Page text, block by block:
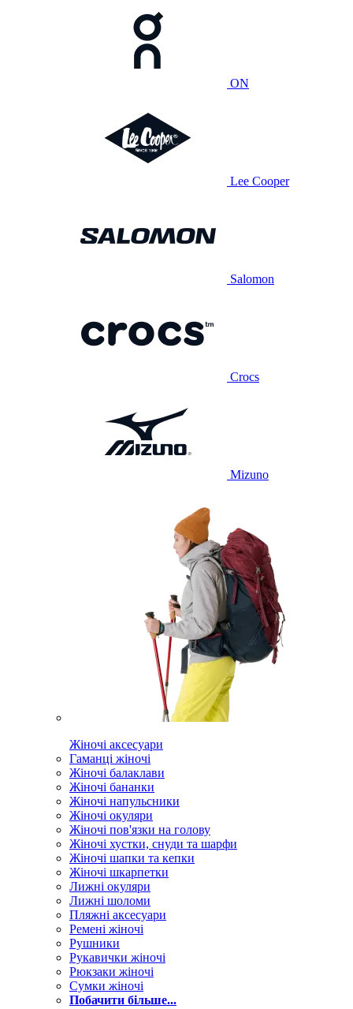
ON
Lee Cooper
Salomon
Crocs
Mizuno
Жіночі аксесуари
Гаманці жіночі
Жіночі балаклави
Жіночі бананки
Жіночі напульсники
Жіночі окуляри
Жіночі пов'язки на голову
Жіночі хустки, снуди та шарфи
Жіночі шапки та кепки
Жіночі шкарпетки
Лижні окуляри
Лижні шоломи
Пляжні аксесуари
Ремені жіночі
Рушники
Рукавички жіночі
Рюкзаки жіночі
Сумки жіночі
Побачити більше...